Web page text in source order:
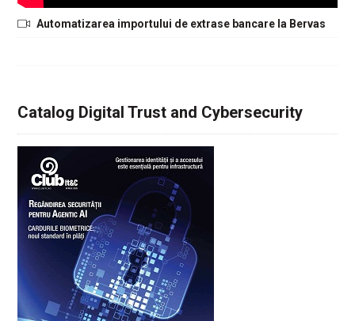
Automatizarea importului de extrase bancare la Bervas
Catalog Digital Trust and Cybersecurity